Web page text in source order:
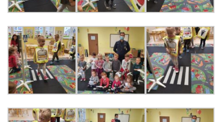
WIEWIÓRKI – SUCHA
PRACOWNICY
STATUT I STANDARDY
OCHRONY MAŁOLETNICH
PROCEDURY I REGULAMINY